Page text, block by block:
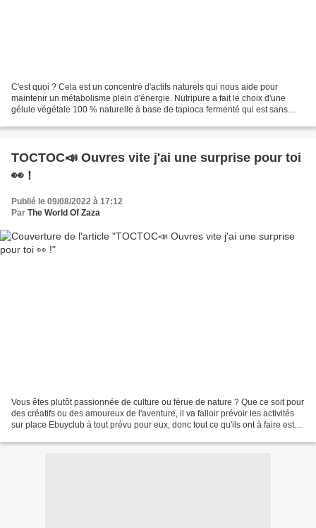
C'est quoi ? Cela est un concentré d'actifs naturels qui nous aide pour
maintenir un métabolisme plein d'énergie. Nutripure a fait le choix d'une
gélule végétale 100 % naturelle à base de tapioca fermenté qui est sans
TOCTOC📣 Ouvres vite j'ai une surprise pour toi
👀 !
Publié le 09/08/2022 à 17:12
Par The World Of Zaza
Vous êtes plutôt passionnée de culture ou férue de nature ? Que ce soit pour
des créatifs ou des amoureux de l'aventure, il va falloir prévoir les activités
sur place Ebuyclub à tout prévu pour eux, donc tout ce qu'ils ont à faire est